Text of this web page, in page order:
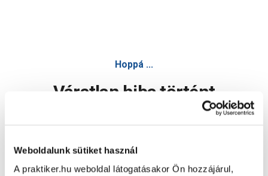
Weboldalunk sütiket használ
A praktiker.hu weboldal látogatásakor Ön hozzájárul,
Hoppá ...
Váratlan hiba történt
Oldal újratöltése